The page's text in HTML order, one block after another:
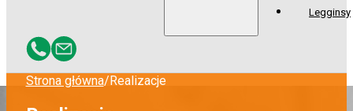
Legginsy
Strona główna/Realizacje